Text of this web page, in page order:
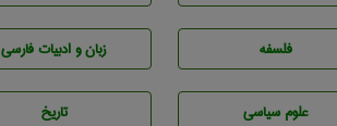
فلسفه زبان و ادبيات فارسی
علوم سياسی تاريخ